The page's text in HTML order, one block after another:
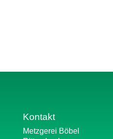
Kontakt
Metzgerei Böbel